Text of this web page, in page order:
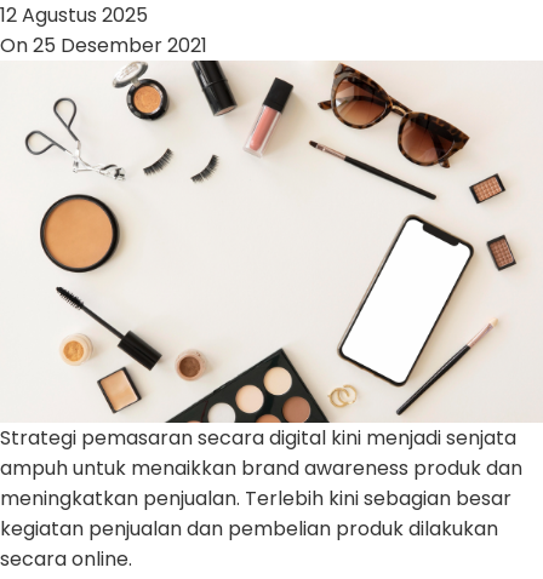
12 Agustus 2025
On 25 Desember 2021
Strategi pemasaran secara digital kini menjadi senjata
ampuh untuk menaikkan brand awareness produk dan
meningkatkan penjualan. Terlebih kini sebagian besar
kegiatan penjualan dan pembelian produk dilakukan
secara online.